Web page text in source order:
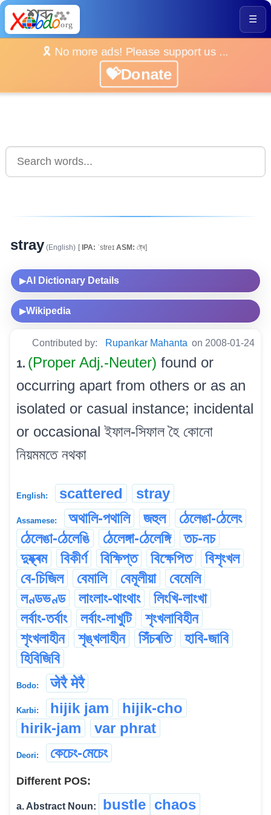
☰
🎗️ No more ads! Please support us ...
💝Donate
stray (English) [IPA: ˈstreɪ ASM: ষ্ট্ৰে]
▶AI Dictionary Details
▶Wikipedia
Contributed by: Rupankar Mahanta on 2008-01-24
1. (Proper Adj.-Neuter) found or
occurring apart from others or as an
isolated or casual instance; incidental
or occasional ইফাল-সিফাল হৈ কোনো
নিয়মমতে নথকা
English: scattered stray
Assamese: অথালি-পথালি জহুল
ঠেলেঙা-ঠেলেং
ঠেলেঙা-ঠেলেঙি
ঠেলেঙ্গা-ঠেলেঙ্গি
তচ-নচ
দুষ্ক্ৰম
বিকীৰ্ণ বিক্ষিপ্ত বিক্ষেপিত
বিশৃংখল
বে-চিজিল
বেমালি বেমূলীয়া
বেমেলি
লণ্ডভণ্ড
লাংলাং-থাংথাং
লিংখি-লাংখা
লৰ্বাং-তৰ্বাং
লৰ্বাং-লাখুটি
শৃংখলাবিহীন
শৃংখলাহীন
শৃঙ্খলাহীন সিঁচৰতি
হাবি-জাবি
হিবিজিবি
Bodo: जेरै मेरै
Karbi: hijik jam
hijik-cho
hirik-jam
var phrat
Deori: কেচেং-মেচেং
Different POS:
a. Abstract Noun: bustle chaos